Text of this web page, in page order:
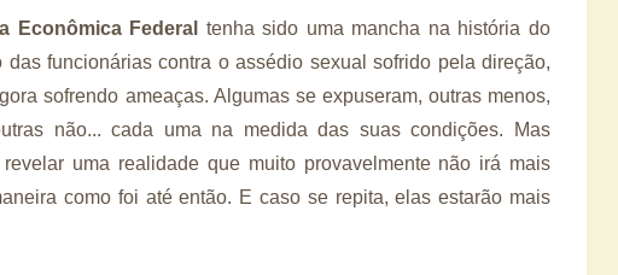
Econômica Federal
tenha sido uma mancha na história do
funcionárias contra o assédio sexual sofrido pela direção,
sofrendo ameaças. Algumas se expuseram, outras menos,
não... cada uma na medida das suas condições. Mas
uma realidade que muito provavelmente não irá mais
como foi até então. E caso se repita, elas estarão mais